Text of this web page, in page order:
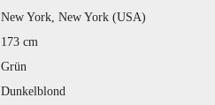
New York, New York (USA)
173 cm
Grün
Dunkelblond